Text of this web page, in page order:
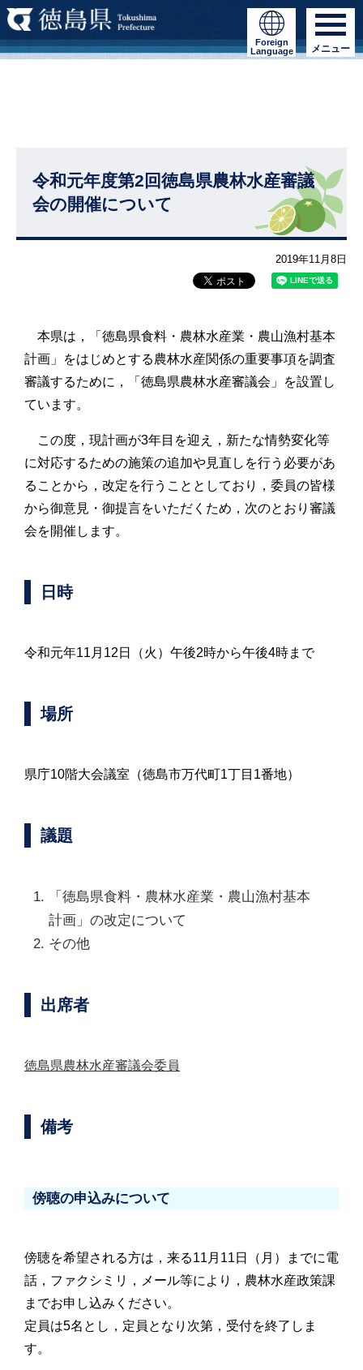
Foreign
Language
メニュー
令和元年度第2回徳島県農林水産審議
会の開催について
2019年11月8日
本県は，「徳島県食料・農林水産業・農山漁村基本
計画」をはじめとする農林水産関係の重要事項を調査
審議するために，「徳島県農林水産審議会」を設置し
ています。
この度，現計画が3年目を迎え，新たな情勢変化等
に対応するための施策の追加や見直しを行う必要があ
ることから，改定を行うこととしており，委員の皆様
から御意見・御提言をいただくため，次のとおり審議
会を開催します。
日時
令和元年11月12日（火）午後2時から午後4時まで
場所
県庁10階大会議室（徳島市万代町1丁目1番地）
議題
「徳島県食料・農林水産業・農山漁村基本
計画」の改定について
その他
出席者
徳島県農林水産審議会委員
備考
傍聴の申込みについて
傍聴を希望される方は，来る11月11日（月）までに電
話，ファクシミリ，メール等により，農林水産政策課
までお申し込みください。
定員は5名とし，定員となり次第，受付を終了しま
す。